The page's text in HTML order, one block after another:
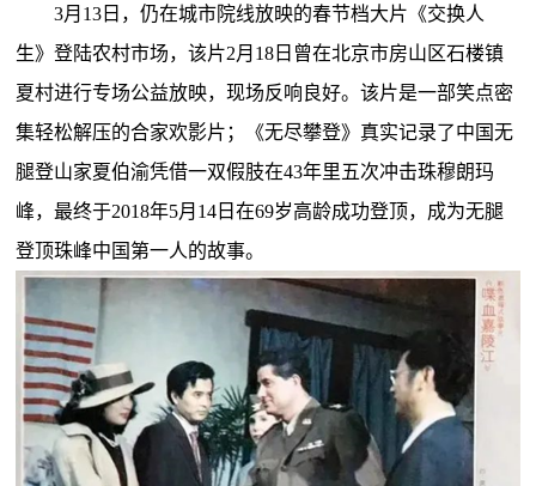
3月13日，仍在城市院线放映的春节档大片《交换人
生》登陆农村市场，该片2月18日曾在北京市房山区石楼镇
夏村进行专场公益放映，现场反响良好。该片是一部笑点密
集轻松解压的合家欢影片；《无尽攀登》真实记录了中国无
腿登山家夏伯渝凭借一双假肢在43年里五次冲击珠穆朗玛
峰，最终于2018年5月14日在69岁高龄成功登顶，成为无腿
登顶珠峰中国第一人的故事。